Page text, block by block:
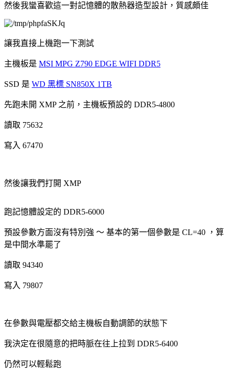
然後我蠻喜歡這一對記憶體的散熱器造型設計，質感頗佳
讓我直接上機跑一下測試
主機板是 MSI MPG Z790 EDGE WIFI DDR5
SSD 是 WD 黑標 SN850X 1TB
先跑未開 XMP 之前，主機板預設的 DDR5-4800
讀取 75632
寫入 67470
然後讓我們打開 XMP
跑記憶體設定的 DDR5-6000
預設參數方面沒有特別強 ～ 基本的第一個參數是 CL=40 ，算
是中間水準罷了
讀取 94340
寫入 79807
在參數與電壓都交給主機板自動調節的狀態下
我決定在很隨意的把時脈在往上拉到 DDR5-6400
仍然可以輕鬆跑